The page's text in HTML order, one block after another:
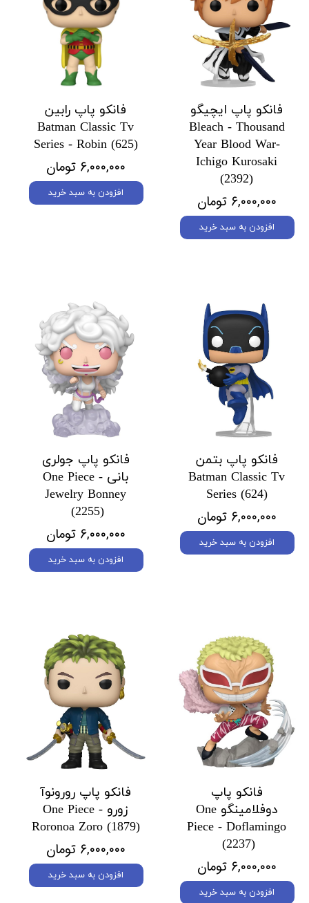
فانکو پاپ ایچیگو
Bleach - Thousand
Year Blood War-
Ichigo Kurosaki
(2392)
۶,۰۰۰,۰۰۰ تومان
افزودن به سبد خرید
فانکو پاپ رابین
Batman Classic Tv
Series - Robin (625)
۶,۰۰۰,۰۰۰ تومان
افزودن به سبد خرید
فانکو پاپ بتمن
Batman Classic Tv
Series (624)
۶,۰۰۰,۰۰۰ تومان
افزودن به سبد خرید
فانکو پاپ جولری
بانی One Piece -
Jewelry Bonney
(2255)
۶,۰۰۰,۰۰۰ تومان
افزودن به سبد خرید
فانکو پاپ
دوفلامینگو One
Piece - Doflamingo
(2237)
۶,۰۰۰,۰۰۰ تومان
افزودن به سبد خرید
فانکو پاپ رورونوآ
زورو One Piece -
Roronoa Zoro (1879)
۶,۰۰۰,۰۰۰ تومان
افزودن به سبد خرید